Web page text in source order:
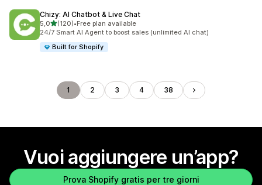
Chizy: AI Chatbot & Live Chat
5,0stelle su 5
(120)
120 recensioni totali
•Free plan available
24/7 Smart AI Agent to boost sales (unlimited AI chat)
Built for Shopify
1 2 3 4 38
Vuoi aggiungere un’app?
Prova Shopify gratis per tre giorni